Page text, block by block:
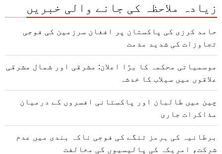
زیادہ ملاحظہ کی جانے والی خبریں
حامد کرزی کی پاکستان پر افغان سرزمین کی فوجی
تجاوزات کی شدید مذمت
موسمیاتی محکمہ کا بڑا اعلان: مشرقی اور شمال مشرقی
علاقوں میں سیلاب کا خدشہ
چین میں طالبان اور پاکستانی افسروں کے درمیان
مذاکرات جاری
برطانیہ کی ہرمز تنگے کی فوجی ناکہ بندی میں عدم
شرکت، امریکہ کی پالیسیوں کی مخالفت